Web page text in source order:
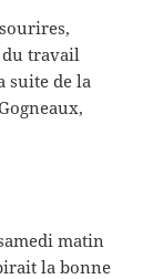
du travail
suite de la
matin
la bonne